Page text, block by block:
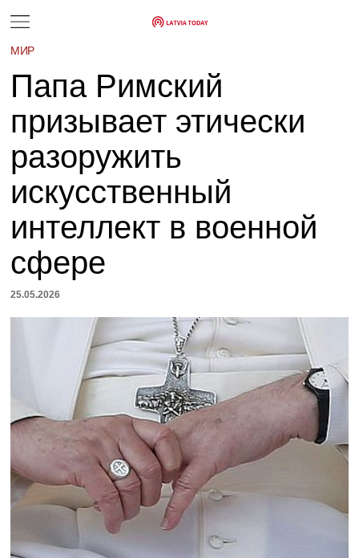
МИР
Папа Римский
призывает этически
разоружить
искусственный
интеллект в военной
сфере
25.05.2026